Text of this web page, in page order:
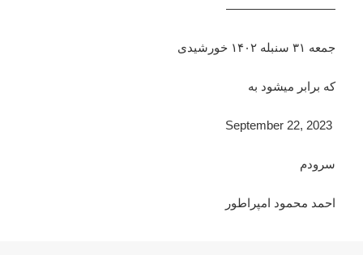
—————————
جمعه ۳۱ سنبله ۱۴۰۲ خورشیدی
که برابر میشود به
September 22, 2023
سرودم
احمد محمود امپراطور